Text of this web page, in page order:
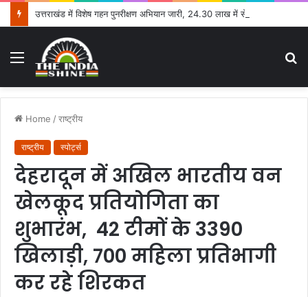
Menu
Home /राष्ट्रीय
राष्ट्रीय स्पोर्ट्स
देहरादून में अखिल भारतीय वन
खेलकूद प्रतियोगिता का
शुभारंभ, 42 टीमों के 3390
खिलाड़ी, 700 महिला प्रतिभागी
कर रहे शिरकत